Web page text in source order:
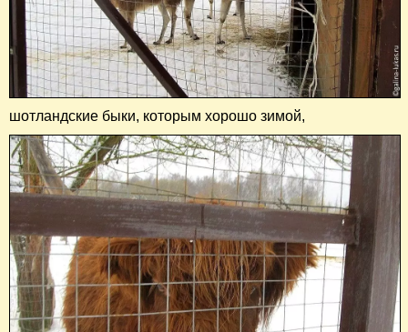
шотландские быки, которым хорошо зимой,